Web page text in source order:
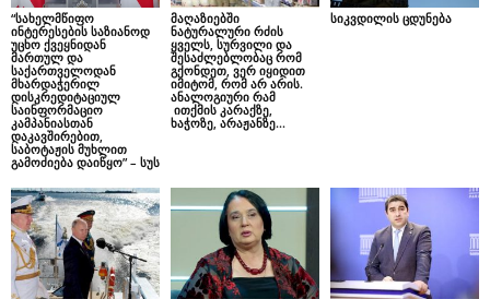
“სახელმწიფო
ინტერესების საზიანოდ
უცხო ქვეყნიდან
მართულ და
საქართველოდან
მხარდაჭერილ
დისკრედიტაციულ
საინფორმაციო
კამპანიასთან
დაკავშირებით,
საბოტაჟის მუხლით
გამოძიება დაიწყო” – სუს
მაღაზიებში
ნატურალური რძის
ყველს, სურვილი და
შესაძლებლობაც რომ
გქონდეთ, ვერ იყიდით
იმიტომ, რომ არ არის.
ანალოგიური რამ
ითქმის კარაქზე,
ხაჭოზე, არაჟანზე…
სიკვდილის ცდუნება